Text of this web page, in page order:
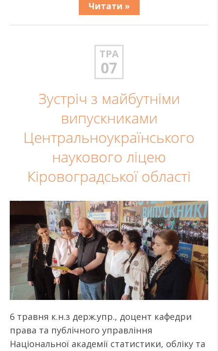
Читати »
ТРА
07
Зустріч з майбутніми
випускниками
Центральноукраїнського
наукового ліцею
Кіровоградської області
6 травня к.н.з держ.упр., доцент кафедри
права та публічного управління
Національної академії статистики, обліку та